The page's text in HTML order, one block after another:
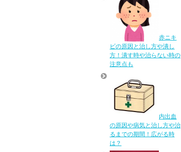
赤ニキ
ビの原因と治し方や潰し
方！潰す時や治らない時の
注意点も
内出血
の原因や病気と治し方や治
るまでの期間！広がる時
は？